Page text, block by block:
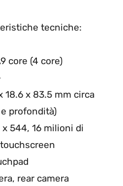
tecniche:
core (4 core)
18.6 x 83.5 mm circa
profondità)
x 544, 16 milioni di
rear camera